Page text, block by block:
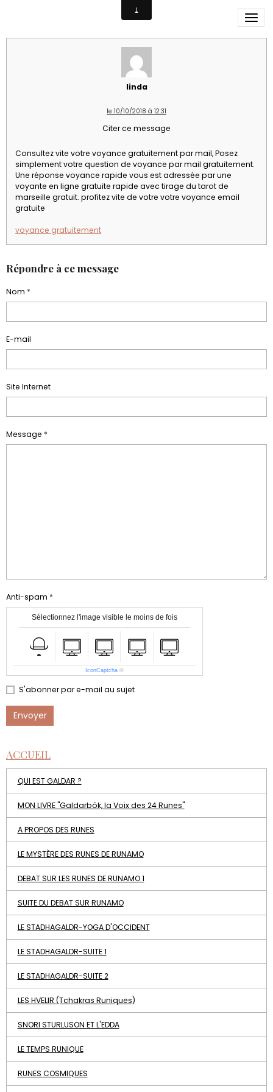
voyance-gratuitement
linda
le 10/10/2018 à 12:31
Citer ce message
Consultez vite votre voyance gratuitement par mail, Posez
simplement votre question de voyance par mail gratuitement.
Une réponse voyance rapide vous est adressée par une
voyante en ligne gratuite rapide avec tirage du tarot de
marseille gratuit. profitez vite de votre votre voyance email
gratuite
voyance gratuitement
Répondre à ce message
Nom
E-mail
Site Internet
Message
Anti-spam
Sélectionnez l'image visible le moins de fois
IconCaptcha ©
S'abonner par e-mail au sujet
Envoyer
ACCUEIL
QUI EST GALDAR ?
MON LIVRE "Galdarbók, la Voix des 24 Runes"
A PROPOS DES RUNES
LE MYSTÈRE DES RUNES DE RUNAMO
DEBAT SUR LES RUNES DE RUNAMO 1
SUITE DU DEBAT SUR RUNAMO
LE STADHAGALDR-YOGA D'OCCIDENT
LE STADHAGALDR-SUITE 1
LE STADHAGALDR-SUITE 2
LES HVELIR (Tchakras Runiques)
SNORI STURLUSON ET L'EDDA
LE TEMPS RUNIQUE
RUNES COSMIQUES